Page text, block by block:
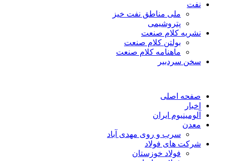
نفت
ملی مناطق نفت خیز
پتروشیمی
نشریه کلام صنعت
بولتن کلام صنعت
ماهنامه کلام صنعت
سخن سردبیر
صفحه اصلی
اخبار
آلومینیوم ایران
معدن
سرب و روی مهدی آباد
شرکت های فولاد
فولاد خوزستان